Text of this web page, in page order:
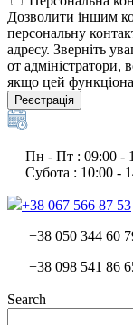
Дозволити іншим
персональну
адресу. Зверніть
от адміністратори,
якщо цей
Реєстрація
Пн - Пт : 09:00 -
Субота : 10:00 -
+38 067 566 87 53
+38 050 344 60
+38 098 541 86
Search